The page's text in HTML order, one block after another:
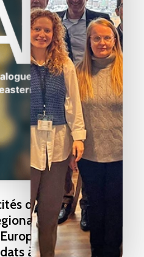
des
partenaires
en Europe
du Sud et
à l'UE